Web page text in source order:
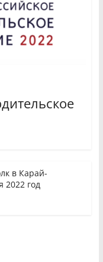
в Карай-
2022 год